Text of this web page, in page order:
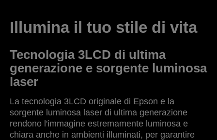
Illumina il tuo stile di vita
Tecnologia 3LCD di ultima
generazione e sorgente luminosa
laser
La tecnologia 3LCD originale di Epson e la
sorgente luminosa laser di ultima generazione
rendono l'immagine estremamente luminosa e
chiara anche in ambienti illuminati, per garantire